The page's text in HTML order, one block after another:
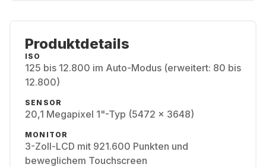
Produktdetails
ISO
125 bis 12.800 im Auto-Modus (erweitert: 80 bis
12.800)
SENSOR
20,1 Megapixel 1"-Typ (5472 x 3648)
MONITOR
3-Zoll-LCD mit 921.600 Punkten und
beweglichem Touchscreen